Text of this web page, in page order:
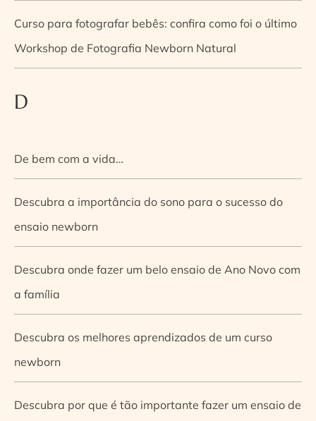
Curso para fotografar bebês: confira como foi o último
Workshop de Fotografia Newborn Natural
D
De bem com a vida…
Descubra a importância do sono para o sucesso do
ensaio newborn
Descubra onde fazer um belo ensaio de Ano Novo com
a família
Descubra os melhores aprendizados de um curso
newborn
Descubra por que é tão importante fazer um ensaio de